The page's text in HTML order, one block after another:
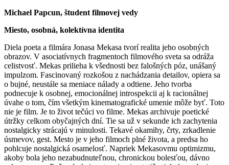
Michael Papcun, študent filmovej vedy
Miesto, osobná, kolektívna identita
Diela poeta a filmára Jonasa Mekasa tvorí realita jeho osobných
obrazov. V asociatívnych fragmentoch filmového sveta sa odráža
celistvosť. Mekas prilieha k všednosti bez falošných póz, unášaný
impulzom. Fascinovaný rozkošou z nachádzania detailov, opiera sa
o bujné, neustále sa meniace nálady a odtiene. Jeho tvorba
podnecuje k osobnej, emocionálnej introspekcii aj k racionálnej
úvahe o tom, čím všetkým kinematografické umenie môže byť. Toto
nie je film. Je to život tečúci vo filme. Mekas archivuje poetické
útržky celkom obyčajných dní. Tie sa už v sekunde ich zachytenia
nostalgicky strácajú v minulosti. Tekavé okamihy, črty, zrkadlenie
úsmevov, gest. Mesto je v jeho filmoch plné života, a predsa ho
pohlcuje nostalgická osamelosť. Napriek Mekasovmu optimizmu,
akoby bola jeho nezabudnuteľnou, chronickou bolesťou, dávno